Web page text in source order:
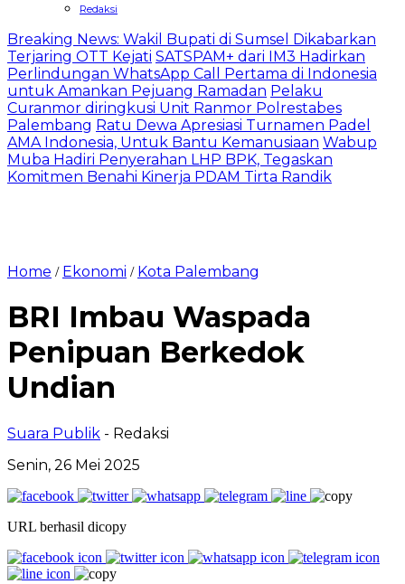
Redaksi
Breaking News: Wakil Bupati di Sumsel Dikabarkan
Terjaring OTT Kejati SATSPAM+ dari IM3 Hadirkan
Perlindungan WhatsApp Call Pertama di Indonesia
untuk Amankan Pejuang Ramadan Pelaku
Curanmor diringkusi Unit Ranmor Polrestabes
Palembang Ratu Dewa Apresiasi Turnamen Padel
AMA Indonesia, Untuk Bantu Kemanusiaan Wabup
Muba Hadiri Penyerahan LHP BPK, Tegaskan
Komitmen Benahi Kinerja PDAM Tirta Randik
Home / Ekonomi / Kota Palembang
BRI Imbau Waspada
Penipuan Berkedok
Undian
Suara Publik - Redaksi
Senin, 26 Mei 2025
URL berhasil dicopy